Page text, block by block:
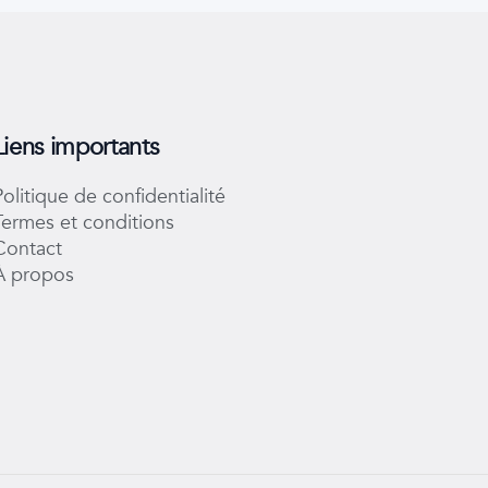
importants
de confidentialité
et conditions
propos